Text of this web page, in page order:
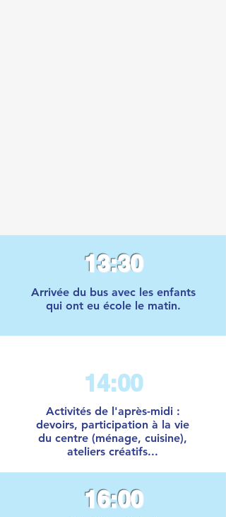
13:30
Arrivée du bus avec les enfants
qui ont eu école le matin.
14:00
Activités de l'après-midi :
devoirs, participation à la vie
du centre (ménage, cuisine),
ateliers créatifs...
16:00